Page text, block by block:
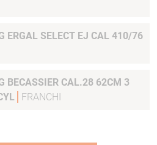
ERGAL SELECT EJ CAL 410/76
BECASSIER CAL.28 62CM 3
FRANCHI